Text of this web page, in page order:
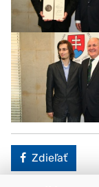
Facebook
Zdieľať